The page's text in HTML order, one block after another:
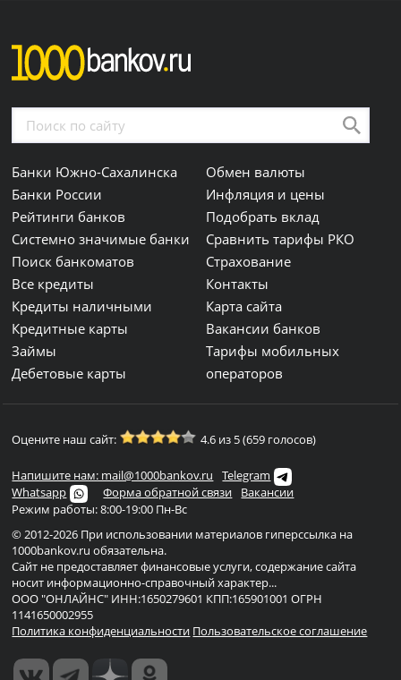
Банки Южно-Сахалинска
Банки России
Рейтинги банков
Системно значимые банки
Поиск банкоматов
Все кредиты
Кредиты наличными
Кредитные карты
Займы
Дебетовые карты
Обмен валюты
Инфляция и цены
Подобрать вклад
Сравнить тарифы РКО
Страхование
Контакты
Карта сайта
Вакансии банков
Тарифы мобильных
операторов
Оцените наш сайт: 4.6 из 5 (659 голосов)
Напишите нам: mail@1000bankov.ru
Telegram
Whatsapp
Форма обратной связи
Вакансии
Режим работы: 8:00-19:00 Пн-Вс
© 2012-2026 При использовании материалов гиперссылка на
1000bankov.ru обязательна.
Сайт не предоставляет финансовые услуги, содержание сайта
носит информационно-справочный характер...
ООО "ОНЛАЙНС" ИНН:1650279601 КПП:165901001 ОГРН
1141650002955
Политика конфиденциальности Пользовательское соглашение